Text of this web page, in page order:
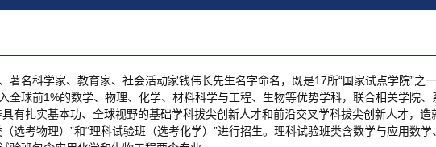
著名科学家、教育家、社会活动家钱伟长先生名字命名，既是17所“国家试点学院”之
全球前1%的数学、物理、化学、材料科学与工程、生物等优势学科，联合相关学院
有扎实基本功、全球视野的基础学科拔尖创新人才和前沿交叉学科拔尖创新人才，造
选考物理）”和“理科试验班（选考化学）”进行招生。理科试验班类含数学与应用数